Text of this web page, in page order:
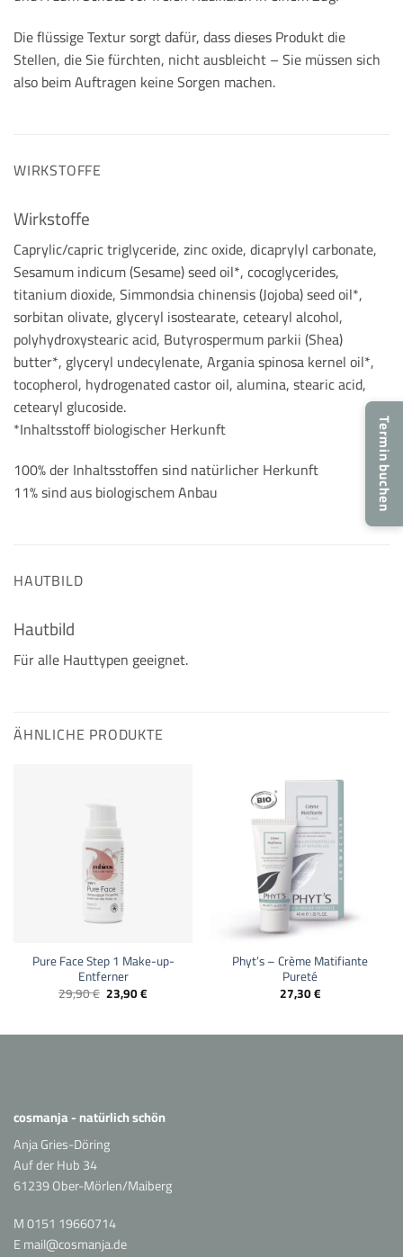
Termin buchen
Die flüssige Textur sorgt dafür, dass dieses Produkt die
Stellen, die Sie fürchten, nicht ausbleicht – Sie müssen sich
also beim Auftragen keine Sorgen machen.
WIRKSTOFFE
Wirkstoffe
Caprylic/capric triglyceride, zinc oxide, dicaprylyl carbonate,
Sesamum indicum (Sesame) seed oil*, cocoglycerides,
titanium dioxide, Simmondsia chinensis (Jojoba) seed oil*,
sorbitan olivate, glyceryl isostearate, cetearyl alcohol,
polyhydroxystearic acid, Butyrospermum parkii (Shea)
butter*, glyceryl undecylenate, Argania spinosa kernel oil*,
tocopherol, hydrogenated castor oil, alumina, stearic acid,
cetearyl glucoside.
*Inhaltsstoff biologischer Herkunft
100% der Inhaltsstoffen sind natürlicher Herkunft
11% sind aus biologischem Anbau
HAUTBILD
Hautbild
Für alle Hauttypen geeignet.
ÄHNLICHE PRODUKTE
Pure Face Step 1 Make-up-
Entferner
29,90€ Ursprünglicher
Preis
23,90€
Phyt’s – Crème Matifiante
Pureté
27,30€
cosmanja - natürlich schön
Anja Gries-Döring
Auf der Hub 34
61239 Ober-Mörlen/Maiberg
M0151 19660714
Email@cosmanja.de